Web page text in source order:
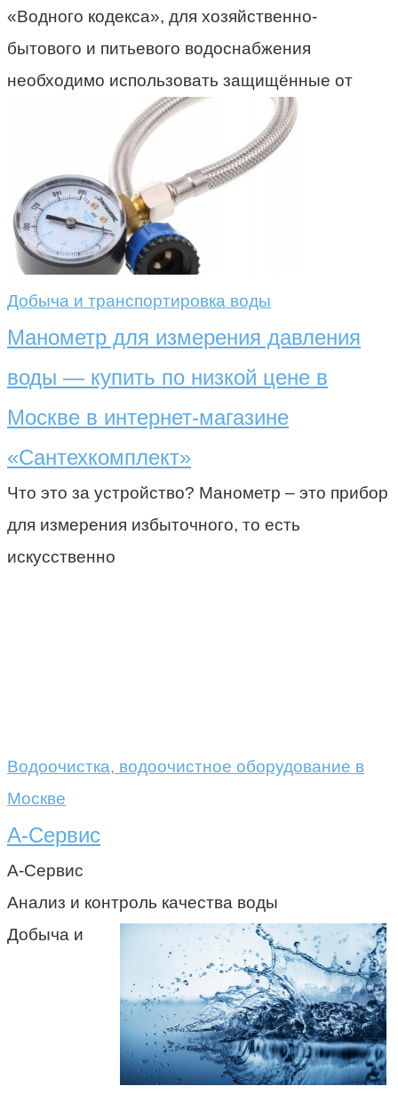
«Водного кодекса», для хозяйственно-
бытового и питьевого водоснабжения
необходимо использовать защищённые от
Добыча и транспортировка воды
Манометр для измерения давления
воды — купить по низкой цене в
Москве в интернет-магазине
«Сантехкомплект»
Что это за устройство? Манометр – это прибор
для измерения избыточного, то есть
искусственно
Водоочистка, водоочистное оборудование в
Москве
А-Сервис
А-Сервис
Анализ и контроль качества воды
Добыча и